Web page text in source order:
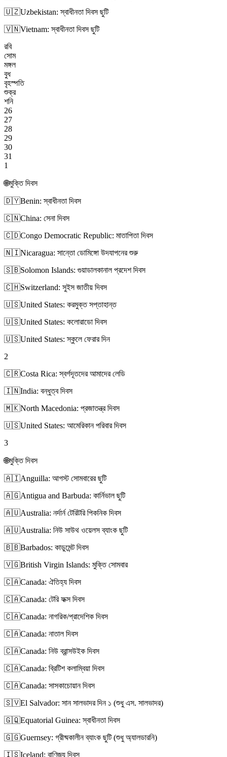
🇺🇿Uzbekistan: স্বাধীনতা দিবস ছুটি
🇻🇳Vietnam: স্বাধীনতা দিবস ছুটি
রবি
সোম
মঙ্গল
বুধ
বৃহস্পতি
শুক্র
শনি
26
27
28
29
30
31
1
🌐মুক্তি দিবস
🇩🇾Benin: স্বাধীনতা দিবস
🇨🇳China: সেনা দিবস
🇨🇩Congo Democratic Republic: মাতাপিতা দিবস
🇳🇮Nicaragua: সান্তো ডোমিঙ্গো উদযাপনের শুরু
🇸🇧Solomon Islands: গুয়াডালকানাল প্রদেশ দিবস
🇨🇭Switzerland: সুইস জাতীয় দিবস
🇺🇸United States: করমুক্ত সপ্তাহান্ত
🇺🇸United States: কলোরাডো দিবস
🇺🇸United States: স্কুলে ফেরার দিন
2
🇨🇷Costa Rica: স্বর্গদূতদের আমাদের লেডি
🇮🇳India: বন্ধুত্ব দিবস
🇲🇰North Macedonia: প্রজাতন্ত্র দিবস
🇺🇸United States: আমেরিকান পরিবার দিবস
3
🌐মুক্তি দিবস
🇦🇮Anguilla: আগস্ট সোমবারের ছুটি
🇦🇬Antigua and Barbuda: কার্নিভাল ছুটি
🇦🇺Australia: নর্দার্ন টেরিটরি পিকনিক দিবস
🇦🇺Australia: নিউ সাউথ ওয়েলস ব্যাংক ছুটি
🇧🇧Barbados: কাডুমেন্ট দিবস
🇻🇬British Virgin Islands: মুক্তি সোমবার
🇨🇦Canada: ঐতিহ্য দিবস
🇨🇦Canada: টেরি ফক্স দিবস
🇨🇦Canada: নাগরিক/প্রাদেশিক দিবস
🇨🇦Canada: নাতাল দিবস
🇨🇦Canada: নিউ ব্রান্সউইক দিবস
🇨🇦Canada: ব্রিটিশ কলাম্বিয়া দিবস
🇨🇦Canada: সাসকাচোয়ান দিবস
🇸🇻El Salvador: সান সালভাদর দিন ১ (শুধু এস. সালভাদর)
🇬🇶Equatorial Guinea: স্বাধীনতা দিবস
🇬🇬Guernsey: গ্রীষ্মকালীন ব্যাংক ছুটি (শুধু অ্যালডারনি)
🇮🇸Iceland: বাণিজ্য দিবস